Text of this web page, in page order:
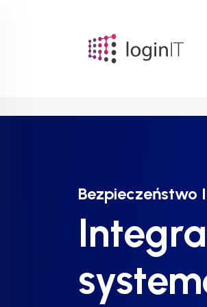
Bezpieczeństwo
Bezpieczeństwo
Bezpieczeństwo